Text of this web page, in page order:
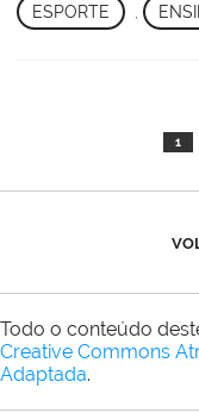
ESPORTE
1
Todo o conteúdo
Creative Commons
Adaptada.